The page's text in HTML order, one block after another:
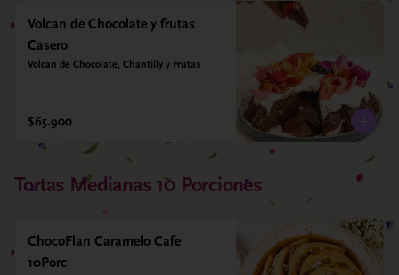
Volcan de Chocolate y frutas
Casero
Volcan de Chocolate, Chantilly y Frutas
$65.900
Tortas Medianas 10 Porciones
ChocoFlan Caramelo Cafe
10Porc